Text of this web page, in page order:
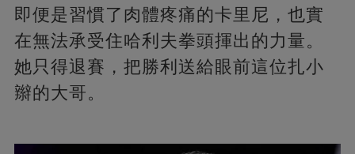
即便是習慣了肉體疼痛的卡里尼，也實
在無法承受住哈利夫拳頭揮出的力量。
她只得退賽，把勝利送給眼前這位扎小
辮的大哥。